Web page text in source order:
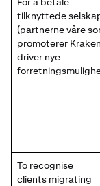
tilknyttede
(partnerne våre
promoterer
driver nye
To recognise
clients migrating